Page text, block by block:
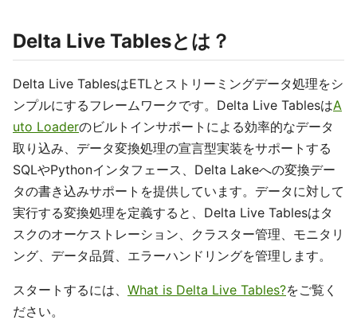
Delta Live Tablesとは？
Delta Live TablesはETLとストリーミングデータ処理をシ
ンプルにするフレームワークです。Delta Live TablesはA
uto Loaderのビルトインサポートによる効率的なデータ
取り込み、データ変換処理の宣言型実装をサポートする
SQLやPythonインタフェース、Delta Lakeへの変換デー
タの書き込みサポートを提供しています。データに対して
実行する変換処理を定義すると、Delta Live Tablesはタ
スクのオーケストレーション、クラスター管理、モニタリ
ング、データ品質、エラーハンドリングを管理します。
スタートするには、 What is Delta Live Tables?をご覧く
ださい。